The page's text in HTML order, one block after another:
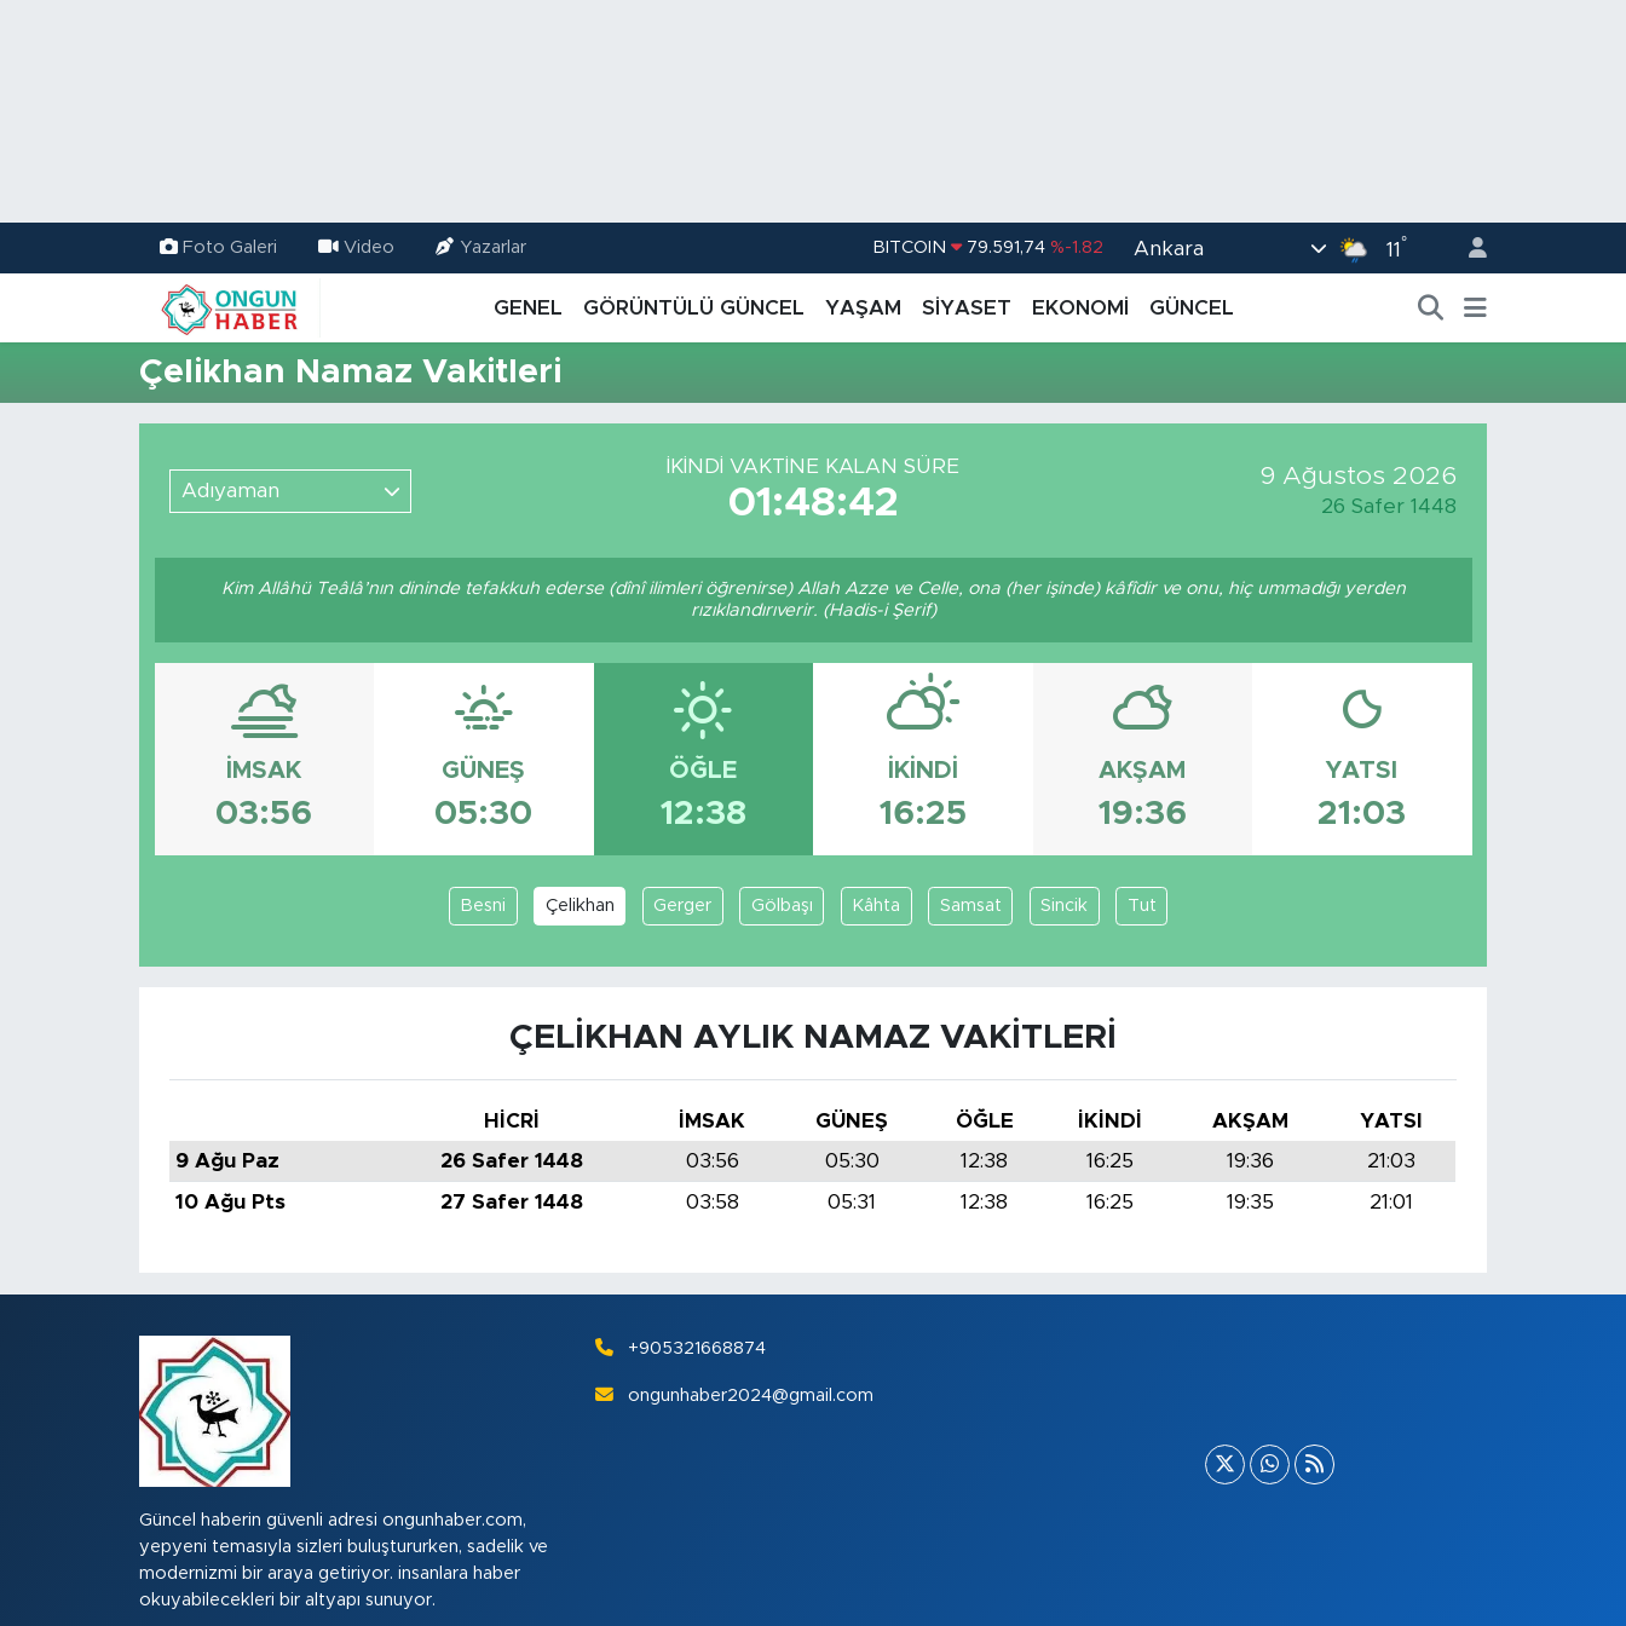
Foto Galeri Video Yazarlar BITCOIN 79.591,74 %-1.82
G.ALTIN 6862,09000 %0.19
BİST100
Ankara 11 °
GENEL GÖRÜNTÜLÜ GÜNCEL YAŞAM SİYASET EKONOMİ GÜNCEL
Çelikhan Namaz Vakitleri
Adıyaman
İKINDI VAKTİNE KALAN SÜRE
01:48:42
9 Ağustos 2026
26 Safer 1448
Kim Allâhü Teâlâ’nın dininde tefakkuh ederse (dînî ilimleri öğrenirse) Allah Azze ve Celle, ona (her işinde) kâfîdir ve onu, hiç ummadığı yerden
rızıklandırıverir. (Hadis-i Şerif)
İMSAK
03:56
GÜNEŞ
05:30
ÖĞLE
12:38
İKINDI
16:25
AKŞAM
19:36
YATSI
21:03
Besni Çelikhan Gerger Gölbaşı Kâhta Samsat Sincik Tut
ÇELIKHAN AYLIK NAMAZ VAKITLERI
HİCRİ İMSAK GÜNEŞ ÖĞLE İKINDI AKŞAM
YATSI
9 Ağu Paz
26 Safer 1448 03:56 05:30 12:38 16:25 19:36
21:03
10 Ağu Pts
27 Safer 1448 03:58 05:31 12:38 16:25 19:35 21:01
Güncel haberin güvenli adresi ongunhaber.com,
yepyeni temasıyla sizleri buluştururken, sadelik ve
modernizmi bir araya getiriyor. insanlara haber
okuyabilecekleri bir altyapı sunuyor.
+905321668874
ongunhaber2024@gmail.com
Trafik Durumu
TFF 2.Lig Kırmızı Grup Puan Durumu ve Fikstür
Tüm Manşetler